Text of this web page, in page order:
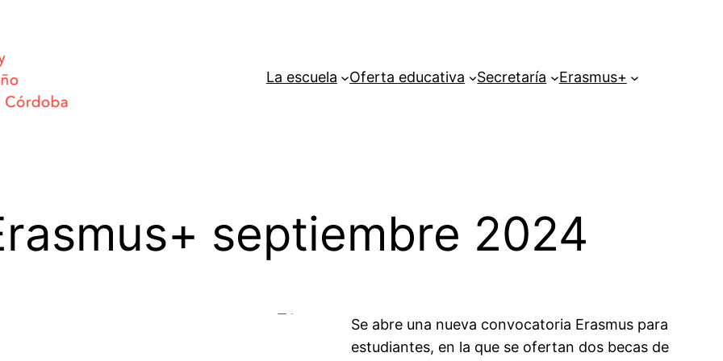
La escuela
Oferta educativa Secretaría Erasmus+
septiembre 2024
Se abre una nueva convocatoria Erasmus para
estudiantes, en la que se ofertan dos becas de